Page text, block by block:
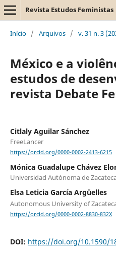
Revista Estudos Feministas
Início / Arquivos / v. 31 n. 3
México e a
estudos de
revista Debate
Citlaly Aguilar Sánchez
FreeLancer
https://orcid.org/0000-0002-2413-6215
Mónica Guadalupe Chávez
Universidad Autónoma de
Elsa Leticia García Argüelles
Autonomous University of
https://orcid.org/0000-0002-8830-832X
DOI: https://doi.org/10.1590/